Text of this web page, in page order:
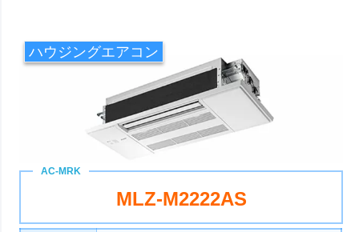
ハウジングエアコン
MLZ-M2222AS